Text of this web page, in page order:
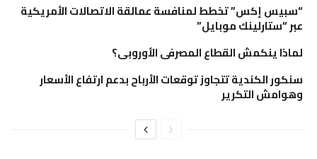
“سبيس إكس” تخطط لمنافسة عمالقة الاتصالات الأمريكية
عبر “ستارلينك موبايل”
لماذا ينكمش القطاع المصرفى الأوروبى؟
سنكور الكندية تتجاوز توقعات الأرباح بدعم ارتفاع الأسعار
وهوامش التكرير